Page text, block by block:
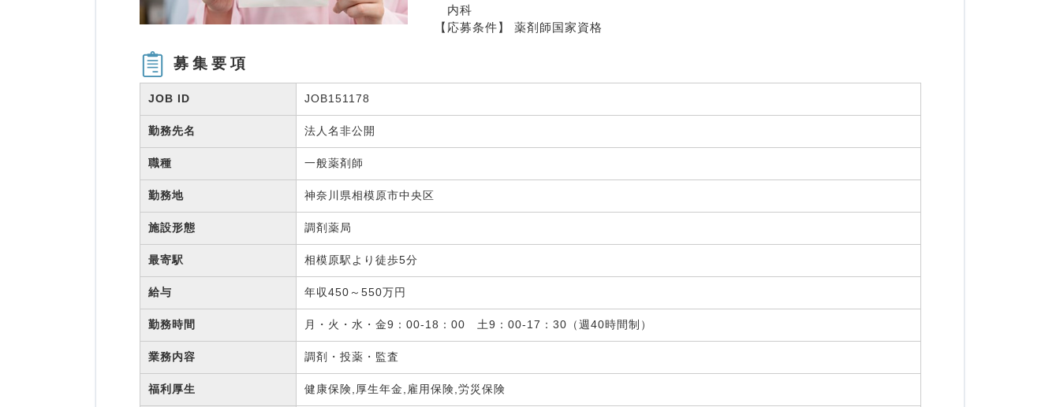
内科
【応募条件】 薬剤師国家資格
募集要項
JOB ID JOB151178
勤務先名 法人名非公開
職種 一般薬剤師
勤務地 神奈川県相模原市中央区
施設形態 調剤薬局
最寄駅 相模原駅より徒歩5分
給与 年収450～550万円
勤務時間 月・火・水・金9：00-18：00 土9：00-17：30（週40時間制）
業務内容 調剤・投薬・監査
福利厚生 健康保険,厚生年金,雇用保険,労災保険